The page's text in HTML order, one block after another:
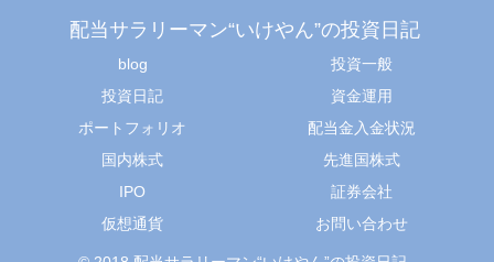
配当サラリーマン“いけやん”の投資日記 ​
blog
投資一般
投資日記
資金運用
ポートフォリオ
配当金入金状況
国内株式
先進国株式
IPO
証券会社
仮想通貨
お問い合わせ